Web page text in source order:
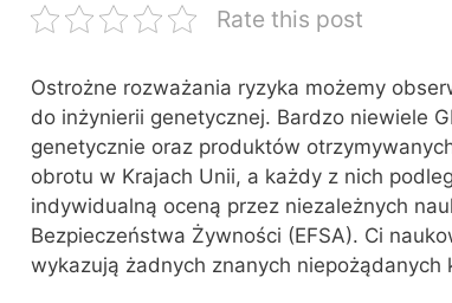
Rate this post
Ostrożne rozważania ryzyka możemy
do inżynierii genetycznej. Bardzo niewiele
genetycznie oraz produktów
obrotu w Krajach Unii, a każdy z nich
indywidualną oceną przez niezależnych
Bezpieczeństwa Żywności (EFSA). Ci
wykazują żadnych znanych